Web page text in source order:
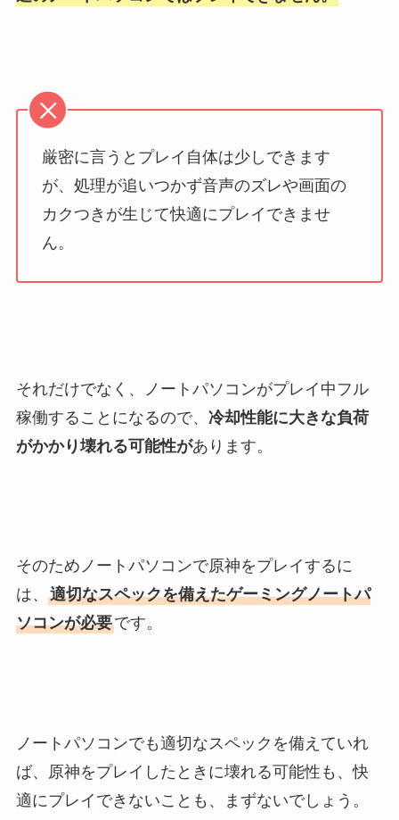
厳密に言うとプレイ自体は少しできます
が、処理が追いつかず音声のズレや画面の
カクつきが生じて快適にプレイできませ
ん。
それだけでなく、ノートパソコンがプレイ中フル
稼働することになるので、 冷却性能に大きな負荷
がかかり壊れる可能性があります。
そのためノートパソコンで原神をプレイするに
は、 適切なスペックを備えたゲーミングノートパ
ソコンが必要です。
ノートパソコンでも適切なスペックを備えていれ
ば、原神をプレイしたときに壊れる可能性も、快
適にプレイできないことも、まずないでしょう。